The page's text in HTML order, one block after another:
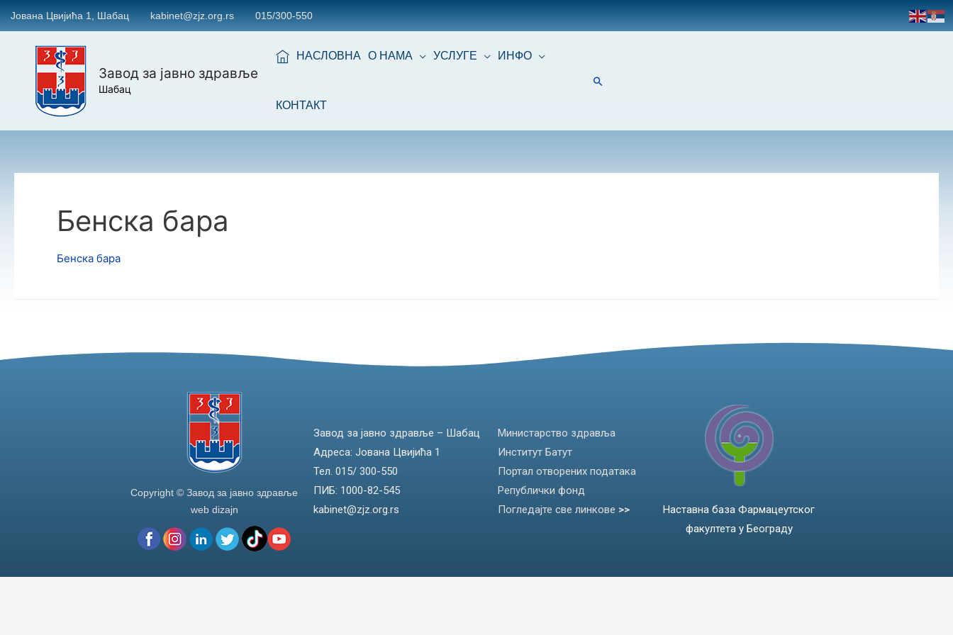
Јована Цвијића 1, Шабац kabinet@zjz.org.rs 015/300-550
Завод за јавно здравље
Шабац
НАСЛОВНА О НАМА УСЛУГЕ ИНФО
КОНТАКТ
Бенска бара
Бенска бара
Copyright © Завод за јавно здравље
web dizajn
Завод за јавно здравље – Шабац
Адреса: Јована Цвијића 1
Тел. 015/ 300-550
ПИБ: 1000-82-545
kabinet@zjz.org.rs
Министарство здравља
Институт Батут
Портал отворених података
Републички фонд
Погледајте све линкове >>
Наставна база Фармацеутског
факултета у Београду